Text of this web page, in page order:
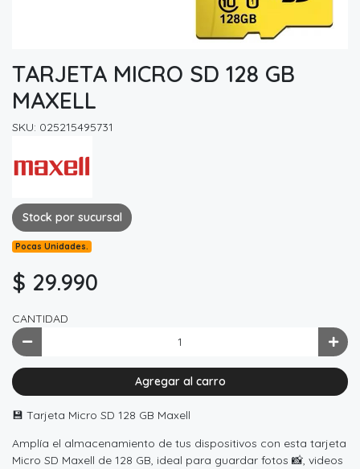
TARJETA MICRO SD 128 GB
MAXELL
SKU: 025215495731
Stock por sucursal
Pocas Unidades.
$ 29.990
CANTIDAD
Agregar al carro
💾 Tarjeta Micro SD 128 GB Maxell
Amplía el almacenamiento de tus dispositivos con esta tarjeta
Micro SD Maxell de 128 GB, ideal para guardar fotos 📸, videos